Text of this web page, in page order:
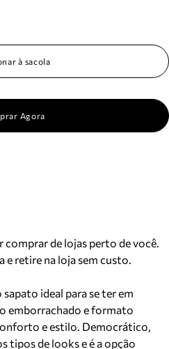
à sacola
Agora
comprar de lojas perto de você.
e retire na loja sem custo.
ideal para se ter em
emborrachado e formato
e estilo. Democrático,
tipos de looks e é a opção